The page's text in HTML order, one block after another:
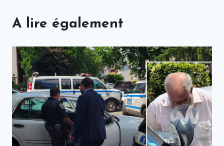
A lire également